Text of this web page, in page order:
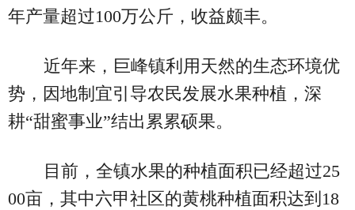
年产量超过100万公斤，收益颇丰。
近年来，巨峰镇利用天然的生态环境优
势，因地制宜引导农民发展水果种植，深
耕“甜蜜事业”结出累累硕果。
目前，全镇水果的种植面积已经超过25
00亩，其中六甲社区的黄桃种植面积达到18